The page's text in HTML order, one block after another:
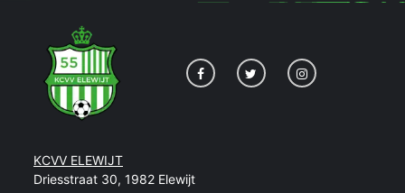
KCVV ELEWIJT
Driesstraat 30, 1982 Elewijt